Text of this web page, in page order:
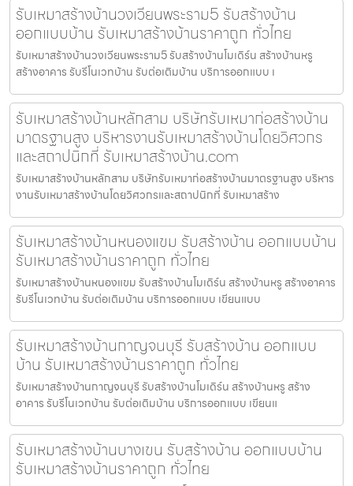
รับเหมาสร้างบ้านวงเวียนพระราม5 รับสร้างบ้าน
ออกแบบบ้าน รับเหมาสร้างบ้านราคาถูก ทั่วไทย
รับเหมาสร้างบ้านวงเวียนพระราม5 รับสร้างบ้านโมเดิร์น สร้างบ้านหรู
สร้างอาคาร รับรีโนเวทบ้าน รับต่อเติมบ้าน บริการออกแบบ เ
รับเหมาสร้างบ้านหลักสาม บริษัทรับเหมาก่อสร้างบ้าน
มาตรฐานสูง บริหารงานรับเหมาสร้างบ้านโดยวิศวกร
และสถาปนิกที่ รับเหมาสร้างบ้าน.com
รับเหมาสร้างบ้านหลักสาม บริษัทรับเหมาก่อสร้างบ้านมาตรฐานสูง บริหาร
งานรับเหมาสร้างบ้านโดยวิศวกรและสถาปนิกที่ รับเหมาสร้าง
รับเหมาสร้างบ้านหนองแขม รับสร้างบ้าน ออกแบบบ้าน
รับเหมาสร้างบ้านราคาถูก ทั่วไทย
รับเหมาสร้างบ้านหนองแขม รับสร้างบ้านโมเดิร์น สร้างบ้านหรู สร้างอาคาร
รับรีโนเวทบ้าน รับต่อเติมบ้าน บริการออกแบบ เขียนแบบ
รับเหมาสร้างบ้านกาญจนบุรี รับสร้างบ้าน ออกแบบ
บ้าน รับเหมาสร้างบ้านราคาถูก ทั่วไทย
รับเหมาสร้างบ้านกาญจนบุรี รับสร้างบ้านโมเดิร์น สร้างบ้านหรู สร้าง
อาคาร รับรีโนเวทบ้าน รับต่อเติมบ้าน บริการออกแบบ เขียนแ
รับเหมาสร้างบ้านบางเขน รับสร้างบ้าน ออกแบบบ้าน
รับเหมาสร้างบ้านราคาถูก ทั่วไทย